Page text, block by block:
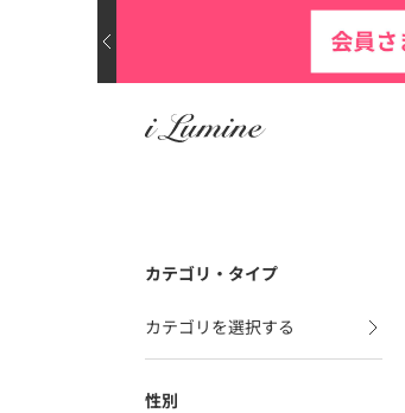
カテゴリ・タイプ
カテゴリを選択する
性別